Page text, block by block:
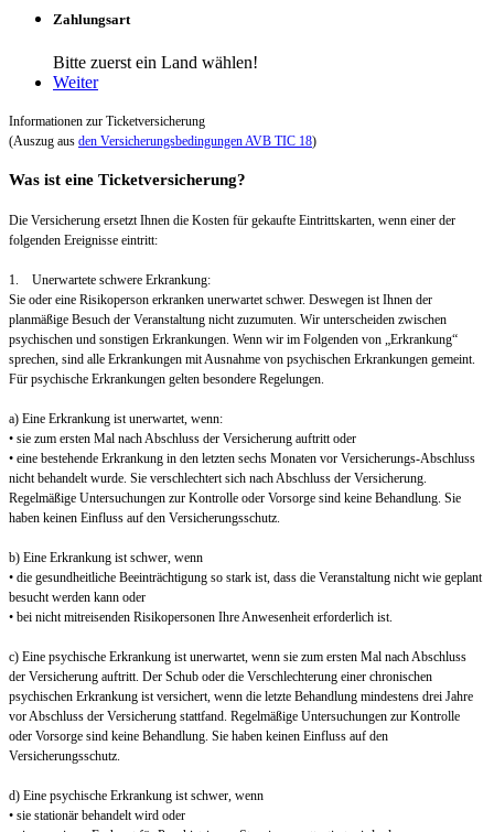
Zahlungsart
Bitte zuerst ein Land wählen!
Weiter
Informationen zur Ticketversicherung
(Auszug aus den Versicherungsbedingungen AVB TIC 18)
Was ist eine Ticketversicherung?
Die Versicherung ersetzt Ihnen die Kosten für gekaufte Eintrittskarten, wenn einer der
folgenden Ereignisse eintritt:
1. Unerwartete schwere Erkrankung:
Sie oder eine Risikoperson erkranken unerwartet schwer. Deswegen ist Ihnen der
planmäßige Besuch der Veranstaltung nicht zuzumuten. Wir unterscheiden zwischen
psychischen und sonstigen Erkrankungen. Wenn wir im Folgenden von „Erkrankung“
sprechen, sind alle Erkrankungen mit Ausnahme von psychischen Erkrankungen gemeint.
Für psychische Erkrankungen gelten besondere Regelungen.
a) Eine Erkrankung ist unerwartet, wenn:
• sie zum ersten Mal nach Abschluss der Versicherung auftritt oder
• eine bestehende Erkrankung in den letzten sechs Monaten vor Versicherungs-Abschluss
nicht behandelt wurde. Sie verschlechtert sich nach Abschluss der Versicherung.
Regelmäßige Untersuchungen zur Kontrolle oder Vorsorge sind keine Behandlung. Sie
haben keinen Einfluss auf den Versicherungsschutz.
b) Eine Erkrankung ist schwer, wenn
• die gesundheitliche Beeinträchtigung so stark ist, dass die Veranstaltung nicht wie geplant
besucht werden kann oder
• bei nicht mitreisenden Risikopersonen Ihre Anwesenheit erforderlich ist.
c) Eine psychische Erkrankung ist unerwartet, wenn sie zum ersten Mal nach Abschluss
der Versicherung auftritt. Der Schub oder die Verschlechterung einer chronischen
psychischen Erkrankung ist versichert, wenn die letzte Behandlung mindestens drei Jahre
vor Abschluss der Versicherung stattfand. Regelmäßige Untersuchungen zur Kontrolle
oder Vorsorge sind keine Behandlung. Sie haben keinen Einfluss auf den
Versicherungsschutz.
d) Eine psychische Erkrankung ist schwer, wenn
• sie stationär behandelt wird oder